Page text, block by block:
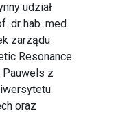
udział
dr hab. med.
zarządu
Resonance
Pauwels z
oraz